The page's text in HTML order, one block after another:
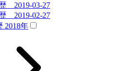
2019-03-27
2019-02-27
2018年